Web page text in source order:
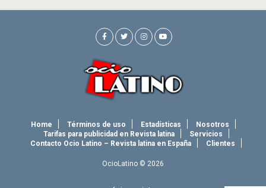
Home Términos de uso Estadísticas
Nosotros
Tarifas para publicidad en Revista latina
Servicios
Contacto Ocio Latino – Revista latina en España
Clientes
OcioLatino © 2026